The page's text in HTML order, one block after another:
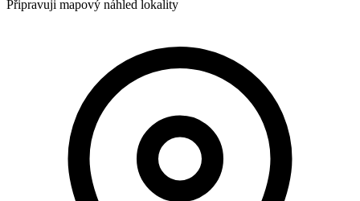
Připravuji mapový náhled lokality